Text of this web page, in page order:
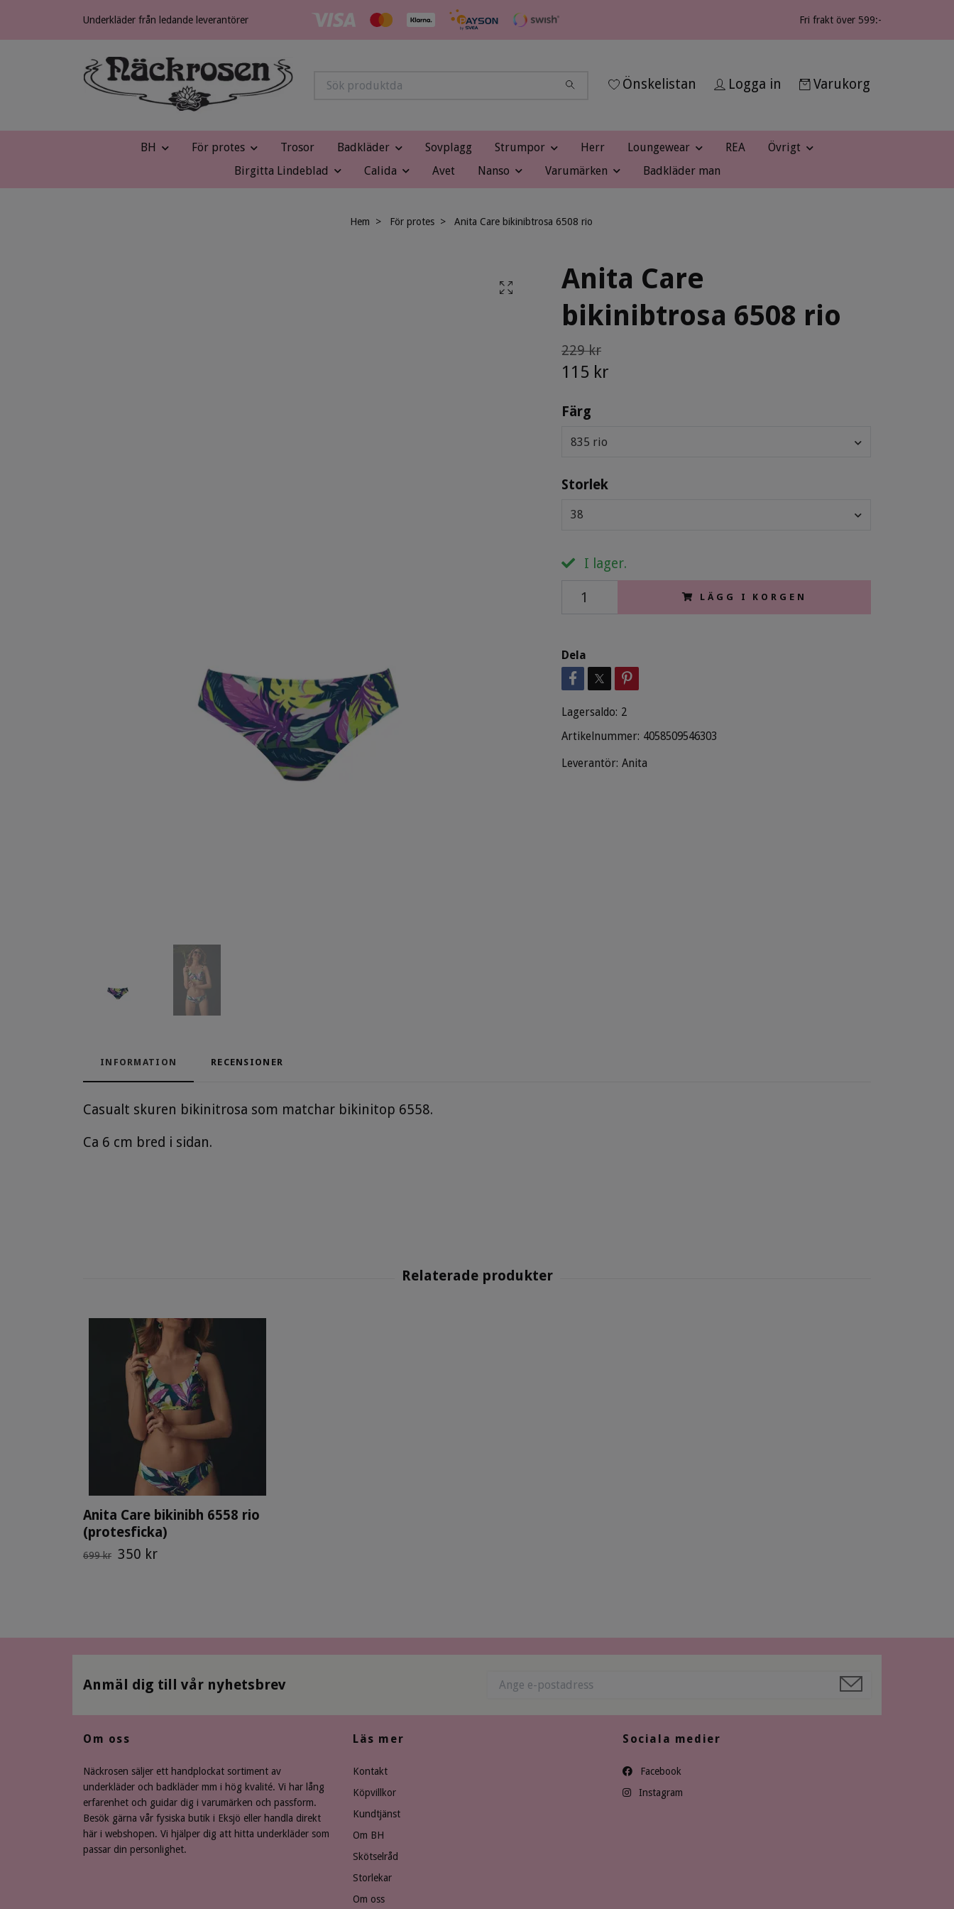
Underkläder från ledande leverantörer Fri frakt över 599:-
Önskelistan Logga in Varukorg
BH För protes Trosor Badkläder Sovplagg Strumpor Herr Loungewear REA
Övrigt
Birgitta Lindeblad
Calida Avet Nanso Varumärken Badkläder man
Hem För protes Anita Care bikinibtrosa 6508 rio
Anita Care
bikinibtrosa 6508 rio
229 kr
115 kr
Färg
835 rio
Storlek
38
I lager.
LÄGG I KORGEN
Dela
Lagersaldo: 2
Artikelnummer: 4058509546303
Leverantör: Anita
INFORMATION RECENSIONER
Casualt skuren bikinitrosa som matchar bikinitop 6558.
Ca 6 cm bred i sidan.
Anita Care bikinibh 6558 rio
(protesficka)
699 kr 350 kr
Anmäl dig till vår nyhetsbrev
Om oss
Näckrosen säljer ett handplockat sortiment av
underkläder och badkläder mm i hög kvalité. Vi har lång
erfarenhet och guidar dig i varumärken och passform.
Besök gärna vår fysiska butik i Eksjö eller handla direkt
här i webshopen. Vi hjälper dig att hitta underkläder som
passar din personlighet.
Läs mer
Kontakt
Köpvillkor
Kundtjänst
Om BH
Skötselråd
Storlekar
Om oss
Sociala medier
Facebook
Instagram